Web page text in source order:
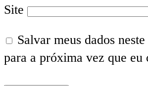
Site
Salvar meus dados
para a próxima vez que eu